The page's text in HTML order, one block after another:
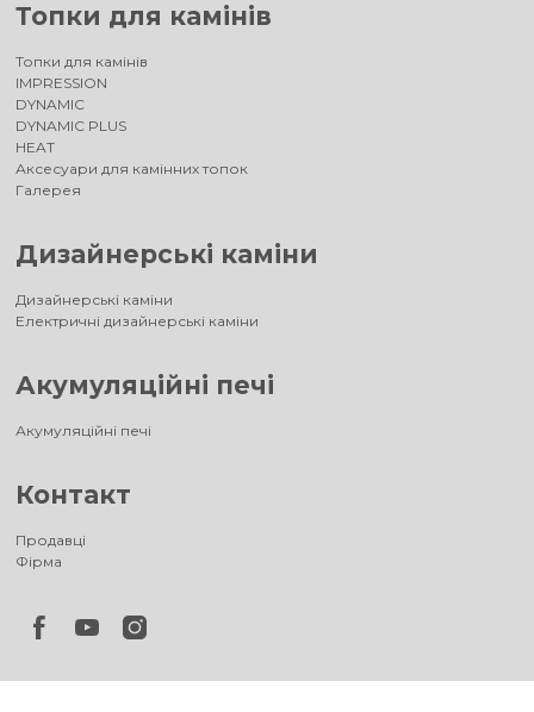
Топки для камінів
Топки для камінів
IMPRESSION
DYNAMIC
DYNAMIC PLUS
HEAT
Аксесуари для камінних топок
Галерея
Дизайнерські каміни
Дизайнерські каміни
Електричні дизайнерські каміни
Акумуляційні печі
Акумуляційні печі
Контакт
Продавці
Фірма